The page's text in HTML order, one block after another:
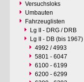
Versuchsloks
Umbauten
Fahrzeuglisten
Lg II - DRG / DRB
Lg II - DB (bis 1967)
4992 / 4993
5801 - 6047
6100 - 6199
6200 - 6299